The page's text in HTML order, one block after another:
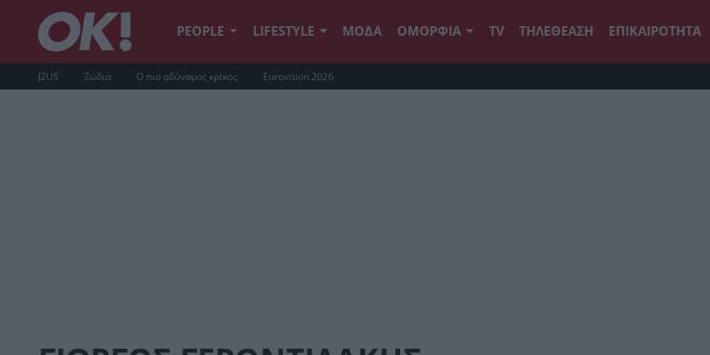
PEOPLE LIFESTYLE ΜΟΔΑ ΟΜΟΡΦΙΑ TV ΤΗΛΕΘΕΑΣΗ ΕΠΙΚΑΙΡΟΤΗΤΑ
J2US Ζώδια Ο πιο αδύναμος κρίκος Eurovision 2026